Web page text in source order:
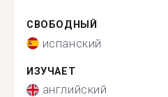
СВОБОДНЫЙ
испанский
ИЗУЧАЕТ
английский